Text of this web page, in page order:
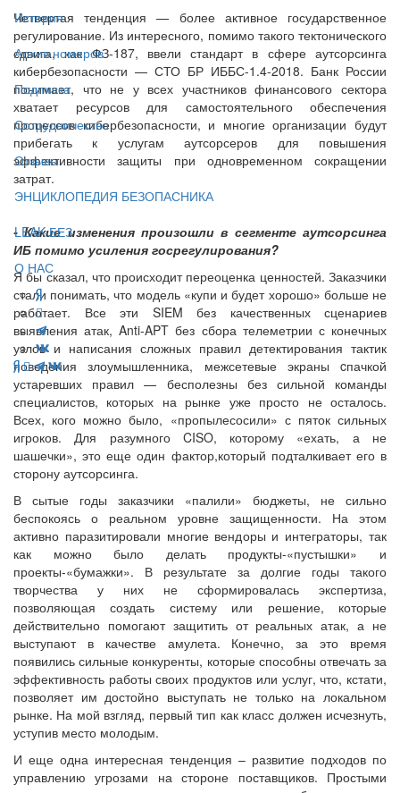
История
Архив номеров
Подписка
Сотрудничество
Отзывы
ЭНЦИКЛОПЕДИЯ БЕЗОПАСНИКА
LEAK-БЕЗ
О НАС
Четвертая тенденция — более активное государственное
регулирование. Из интересного, помимо такого тектонического
сдвига, как ФЗ-187, ввели стандарт в сфере аутсорсинга
кибербезопасности — СТО БР ИББС-1.4-2018. Банк России
понимает, что не у всех участников финансового сектора
хватает ресурсов для самостоятельного обеспечения
процессов кибербезопасности, и многие организации будут
прибегать к услугам аутсорсеров для повышения
эффективности защиты при одновременном сокращении
затрат.
- Какие изменения произошли в сегменте аутсорсинга
ИБ помимо усиления госрегулирования?
Я бы сказал, что происходит переоценка ценностей. Заказчики
стали понимать, что модель «купи и будет хорошо» больше не
работает. Все эти SIEM без качественных сценариев
выявления атак, Anti-APT без сбора телеметрии с конечных
узлов и написания сложных правил детектирования тактик
поведения злоумышленника, межсетевые экраны cпачкой
устаревших правил — бесполезны без сильной команды
специалистов, которых на рынке уже просто не осталось.
Всех, кого можно было, «пропылесосили» с пяток сильных
игроков. Для разумного CISO, которому «ехать, а не
шашечки», это еще один фактор,который подталкивает его в
сторону аутсорсинга.
В сытые годы заказчики «палили» бюджеты, не сильно
беспокоясь о реальном уровне защищенности. На этом
активно паразитировали многие вендоры и интеграторы, так
как можно было делать продукты-«пустышки» и
проекты-«бумажки». В результате за долгие годы такого
творчества у них не сформировалась экспертиза,
позволяющая создать систему или решение, которые
действительно помогают защитить от реальных атак, а не
выступают в качестве амулета. Конечно, за это время
появились сильные конкуренты, которые способны отвечать за
эффективность работы своих продуктов или услуг, что, кстати,
позволяет им достойно выступать не только на локальном
рынке. На мой взгляд, первый тип как класс должен исчезнуть,
уступив место молодым.
И еще одна интересная тенденция – развитие подходов по
управлению угрозами на стороне поставщиков. Простыми